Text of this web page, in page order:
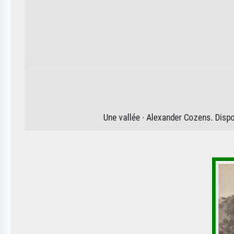
Une vallée · Alexander Cozens.